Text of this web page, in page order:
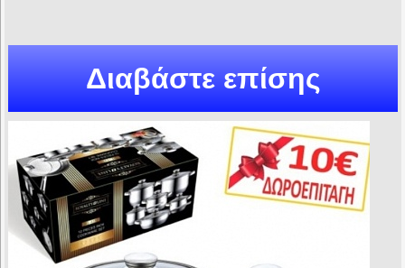
Διαβάστε επίσης